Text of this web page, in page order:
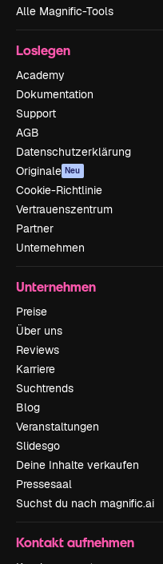
Alle Magnific-Tools
Loslegen
Academy
Dokumentation
Support
AGB
Datenschutzerklärung
Originale Neu
Cookie-Richtlinie
Vertrauenszentrum
Partner
Unternehmen
Unternehmen
Preise
Über uns
Reviews
Karriere
Suchtrends
Blog
Veranstaltungen
Slidesgo
Deine Inhalte verkaufen
Pressesaal
Suchst du nach magnific.ai
Kontakt aufnehmen